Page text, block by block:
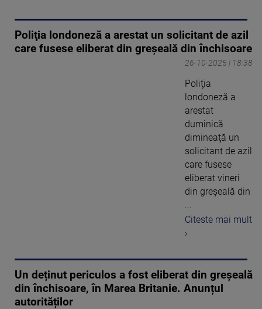
Poliţia londoneză a arestat un solicitant de azil
care fusese eliberat din greşeală din închisoare
26-10-2025 | 18:38
Poliţia
londoneză a
arestat
duminică
dimineaţă un
solicitant de azil
care fusese
eliberat vineri
din greşeală din
...
Citeste mai mult
›
Un deținut periculos a fost eliberat din greșeală
din închisoare, în Marea Britanie. Anunțul
autorităților